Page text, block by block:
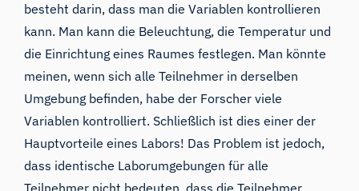
besteht darin, dass man die Variablen kontrollieren
kann. Man kann die Beleuchtung, die Temperatur und
die Einrichtung eines Raumes festlegen. Man könnte
meinen, wenn sich alle Teilnehmer in derselben
Umgebung befinden, habe der Forscher viele
Variablen kontrolliert. Schließlich ist dies einer der
Hauptvorteile eines Labors! Das Problem ist jedoch,
dass identische Laborumgebungen für alle